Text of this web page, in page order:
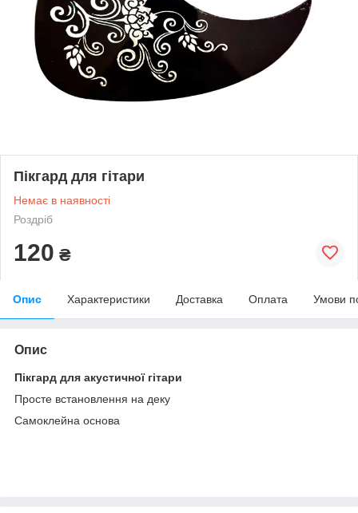
Пікгард для гітари
Немає в наявності
Роздріб
120 ₴
Опис Характеристики Доставка Оплата Умови
Опис
Пікгард для акустичної гітари
Просте встановлення на деку
Самоклейна основа